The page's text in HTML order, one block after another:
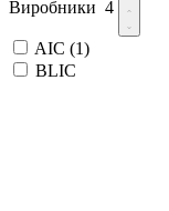
Виробники 4
AIC (1)
BLIC